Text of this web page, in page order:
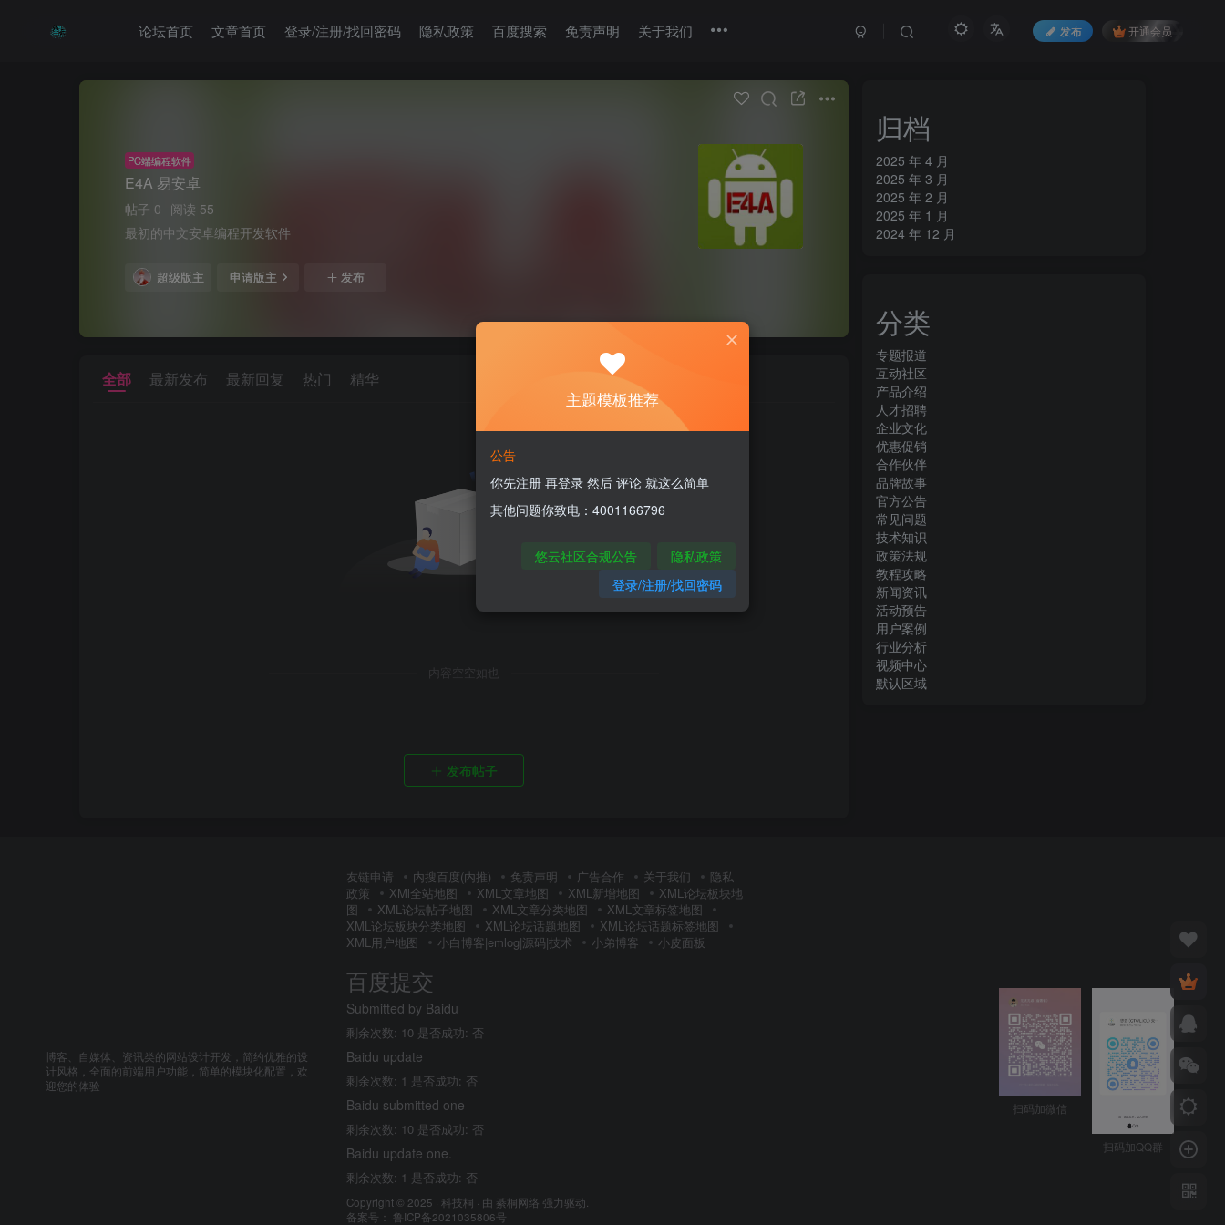
论坛首页 文章首页 登录/注册/找回密码 隐私政策 百度搜索 免责声明 关于我们 发布 开通会员
PC端编程软件
E4A 易安卓
帖子 0 阅读 55
最初的中文安卓编程开发软件
超级版主 申请版主 发布
全部 最新发布 最新回复 热门 精华
内容空空如也
发布帖子
归档
2025 年 4 月
2025 年 3 月
2025 年 2 月
2025 年 1 月
2024 年 12 月
分类
专题报道
互动社区
产品介绍
人才招聘
企业文化
优惠促销
合作伙伴
品牌故事
官方公告
常见问题
技术知识
政策法规
教程攻略
新闻资讯
活动预告
用户案例
行业分析
视频中心
默认区域
博客、自媒体、资讯类的网站设计开发，简约优雅的设
计风格，全面的前端用户功能，简单的模块化配置，欢
迎您的体验
友链申请 内搜百度(内推) 免责声明 广告合作 关于我们
隐私
政策
XMl全站地图 XML文章地图 XML新增地图
XML论坛板块地
图
XML论坛帖子地图 XML文章分类地图
XML文章标签地图
XML论坛板块分类地图
XML论坛话题地图
XML论坛话题标签地图
XML用户地图
小白博客|emlog|源码|技术 小弟博客 小皮面板
百度提交
Submitted by Baidu
剩余次数: 10 是否成功: 否
Baidu update
剩余次数: 1 是否成功: 否
Baidu submitted one
剩余次数: 10 是否成功: 否
Baidu update one.
剩余次数: 1 是否成功: 否
Copyright © 2025 · 科技桐 · 由 綦桐网络 强力驱动.
备案号： 鲁ICP备2021035806号
扫码加微信
扫码加QQ群
主题模板推荐
公告
你先注册 再登录 然后 评论 就这么简单
其他问题你致电：4001166796
悠云社区合规公告
隐私政策
登录/注册/找回密码